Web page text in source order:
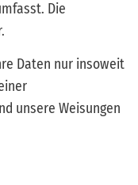
Die
Daten nur insoweit
unsere Weisungen